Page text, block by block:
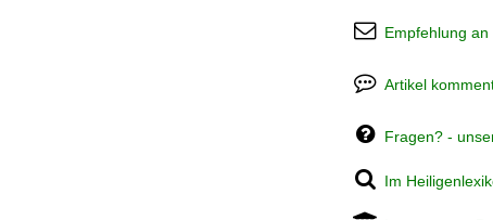
Empfehlung
Artikel
Fragen? -
Im